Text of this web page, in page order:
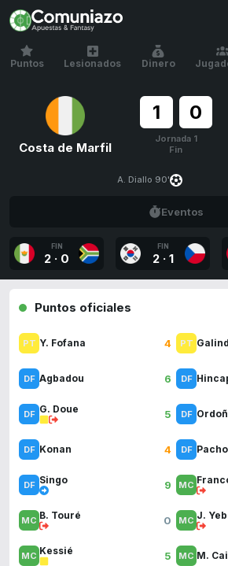
Puntos Lesionados Dinero
Costa de Marfil
1 0
Jornada 1
Fin
A. Diallo 90'
Eventos
FIN
2 · 0
FIN
2 · 1
Puntos oficiales
Y. Fofana 4
Agbadou 6
G. Doue 5
Konan 4
Singo 9
B. Touré 0
Kessié 5
Pacho
J.
M.